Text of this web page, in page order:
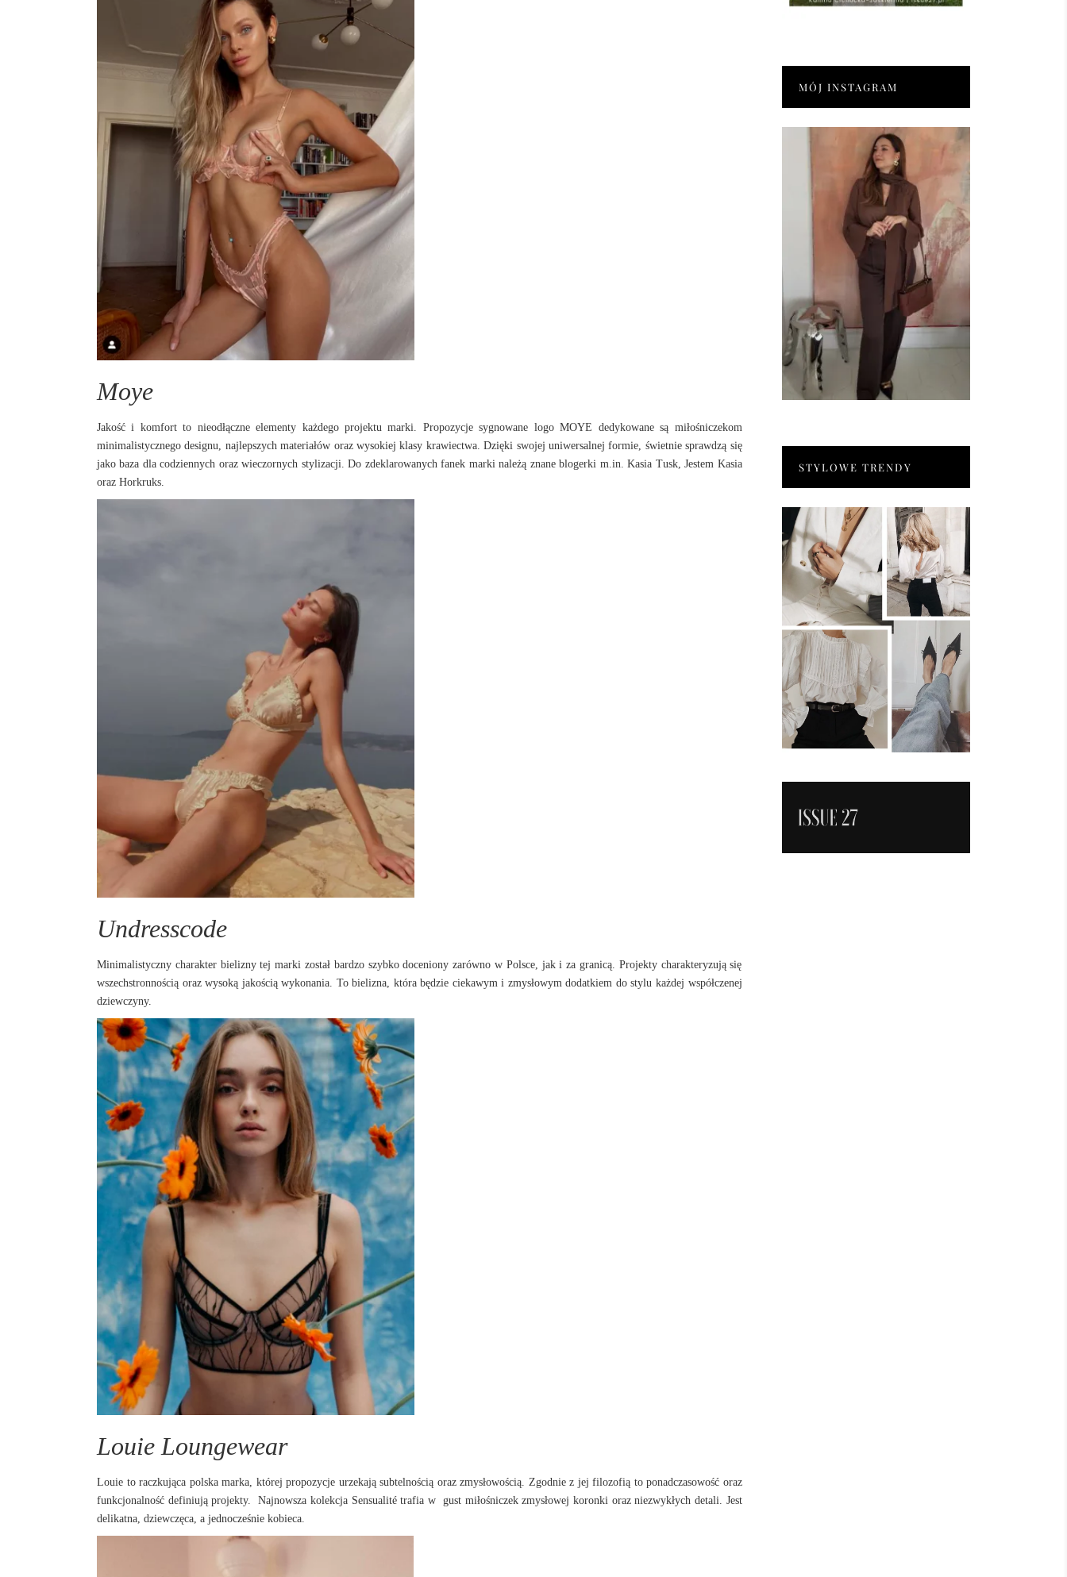
Moye
Jakość i komfort to nieodłączne elementy każdego projektu marki. Propozycje sygnowane logo MOYE dedykowane są miłośniczekom
minimalistycznego designu, najlepszych materiałów oraz wysokiej klasy krawiectwa. Dzięki swojej uniwersalnej formie, świetnie sprawdzą się
jako baza dla codziennych oraz wieczornych stylizacji. Do zdeklarowanych fanek marki należą znane blogerki m.in. Kasia Tusk, Jestem Kasia
oraz Horkruks.
Undresscode
Minimalistyczny charakter bielizny tej marki został bardzo szybko doceniony zarówno w Polsce, jak i za granicą. Projekty charakteryzują się
wszechstronnością oraz wysoką jakością wykonania. To bielizna, która będzie ciekawym i zmysłowym dodatkiem do stylu każdej współczenej
dziewczyny.
Louie Loungewear
Louie to raczkująca polska marka, której propozycje urzekają subtelnością oraz zmysłowością. Zgodnie z jej filozofią to ponadczasowość oraz
funkcjonalność definiują projekty. Najnowsza kolekcja Sensualité trafia w gust miłośniczek zmysłowej koronki oraz niezwykłych detali. Jest
delikatna, dziewczęca, a jednocześnie kobieca.
MÓJ INSTAGRAM
STYLOWE TRENDY